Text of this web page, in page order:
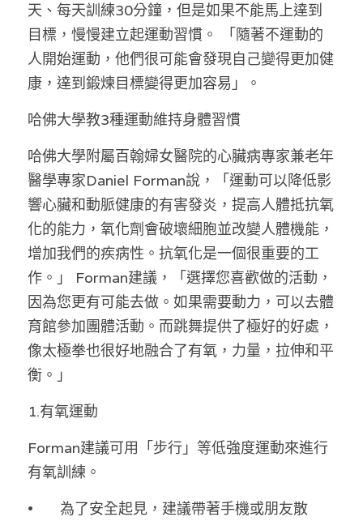
記錄．宏福苑火災
娛樂
反華推手你要知
反華推手懶人包
反華推手起底
美西霸凌內幕
美西極權主義
真相直擊
極端暴恐實錄
KOL 專欄
屈穎妍專欄
朱庭萱專欄
莫綺琪專欄
黃萬成專欄
招國偉專欄
高松傑專欄
趙處機專欄
KOL 精選
醫院口岸爆炸案
屠龍小隊案
黎智英案審訊
支聯會案
35+顛覆案
生活
吃喝玩指南
休閒好介紹
親子
花生仔漫畫週記
關於我們
人才招聘
投稿熱線
商戶合作
支持讚助
搜索
繁體中文
繁體中文
English
天、每天訓練30分鐘，但是如果不能馬上達到
目標，慢慢建立起運動習慣。 「隨著不運動的
人開始運動，他們很可能會發現自己變得更加健
康，達到鍛煉目標變得更加容易」。
哈佛大學教3種運動維持身體習慣
哈佛大學附屬百翰婦女醫院的心臟病專家兼老年
醫學專家Daniel Forman說，「運動可以降低影
響心臟和動脈健康的有害發炎，提高人體抵抗氧
化的能力，氧化劑會破壞細胞並改變人體機能，
增加我們的疾病性。抗氧化是一個很重要的工
作。」 Forman建議，「選擇您喜歡做的活動，
因為您更有可能去做。如果需要動力，可以去體
育館參加團體活動。而跳舞提供了極好的好處，
像太極拳也很好地融合了有氧，力量，拉伸和平
衡。」
1.有氧運動
Forman建議可用「步行」等低強度運動來進行
有氧訓練。
•	為了安全起見，建議帶著手機或朋友散